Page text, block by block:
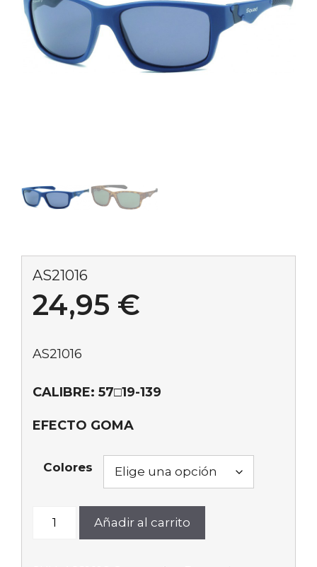
AS21016
24,95 €
AS21016
CALIBRE: 57□19-139
EFECTO GOMA
Colores
cantidad
Añadir al carrito